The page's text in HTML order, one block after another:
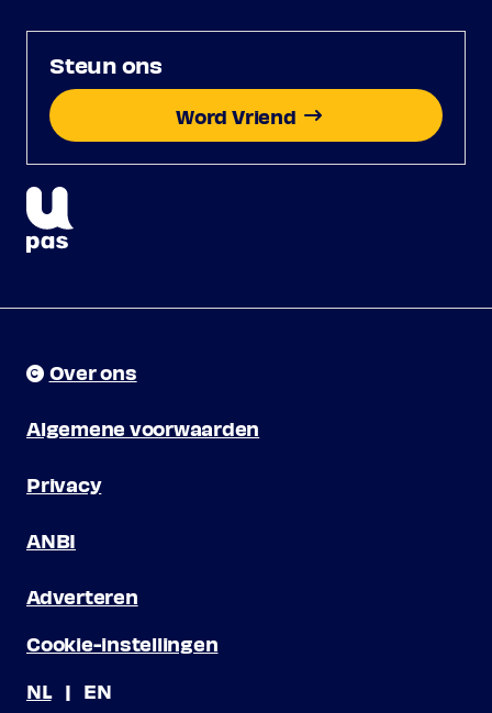
Steun ons
Word Vriend
Over ons
Algemene voorwaarden
Privacy
ANBI
Adverteren
Cookie-instellingen
NL
EN